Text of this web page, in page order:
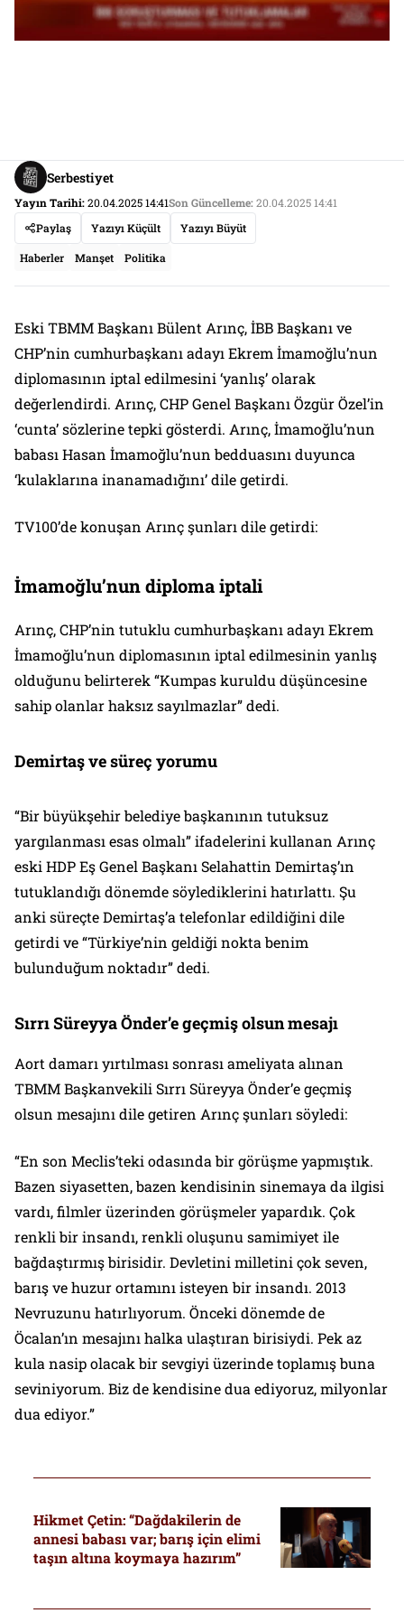
Serbestiyet
Yayın Tarihi:20.04.2025 14:41Son Güncelleme:20.04.2025 14:41
Paylaş
Yazıyı Küçült Yazıyı Büyüt
Haberler Manşet Politika
Eski TBMM Başkanı Bülent Arınç, İBB Başkanı ve
CHP’nin cumhurbaşkanı adayı Ekrem İmamoğlu’nun
diplomasının iptal edilmesini ‘yanlış’ olarak
değerlendirdi. Arınç, CHP Genel Başkanı Özgür Özel’in
‘cunta’ sözlerine tepki gösterdi. Arınç, İmamoğlu’nun
babası Hasan İmamoğlu’nun bedduasını duyunca
‘kulaklarına inanamadığını’ dile getirdi.
TV100’de konuşan Arınç şunları dile getirdi:
İmamoğlu’nun diploma iptali
Arınç, CHP’nin tutuklu cumhurbaşkanı adayı Ekrem
İmamoğlu’nun diplomasının iptal edilmesinin yanlış
olduğunu belirterek “Kumpas kuruldu düşüncesine
sahip olanlar haksız sayılmazlar” dedi.
Demirtaş ve süreç yorumu
“Bir büyükşehir belediye başkanının tutuksuz
yargılanması esas olmalı” ifadelerini kullanan Arınç
eski HDP Eş Genel Başkanı Selahattin Demirtaş’ın
tutuklandığı dönemde söylediklerini hatırlattı. Şu
anki süreçte Demirtaş’a telefonlar edildiğini dile
getirdi ve “Türkiye’nin geldiği nokta benim
bulunduğum noktadır” dedi.
Sırrı Süreyya Önder’e geçmiş olsun mesajı
Aort damarı yırtılması sonrası ameliyata alınan
TBMM Başkanvekili Sırrı Süreyya Önder’e geçmiş
olsun mesajını dile getiren Arınç şunları söyledi:
“En son Meclis’teki odasında bir görüşme yapmıştık.
Bazen siyasetten, bazen kendisinin sinemaya da ilgisi
vardı, filmler üzerinden görüşmeler yapardık. Çok
renkli bir insandı, renkli oluşunu samimiyet ile
bağdaştırmış birisidir. Devletini milletini çok seven,
barış ve huzur ortamını isteyen bir insandı. 2013
Nevruzunu hatırlıyorum. Önceki dönemde de
Öcalan’ın mesajını halka ulaştıran birisiydi. Pek az
kula nasip olacak bir sevgiyi üzerinde toplamış buna
seviniyorum. Biz de kendisine dua ediyoruz, milyonlar
dua ediyor.”
Hikmet Çetin: “Dağdakilerin de
annesi babası var; barış için elimi
taşın altına koymaya hazırım”